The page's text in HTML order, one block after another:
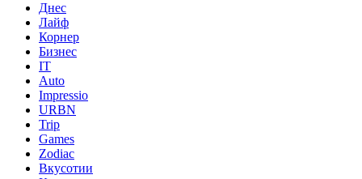
Днес
Лайф
Корнер
Бизнес
IT
Auto
Impressio
URBN
Trip
Games
Zodiac
Вкусотии